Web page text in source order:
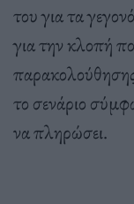
του για τα
για την κλοπή
το σενάριο
να πληρώσει.